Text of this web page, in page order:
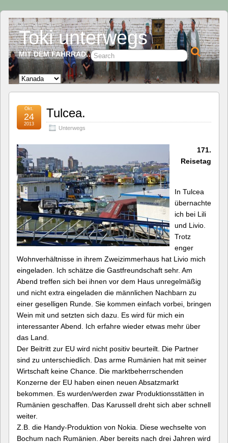
Toki unterwegs
MIT DEM FAHRRAD…
Tulcea.
Unterwegs
Okt.
24
2013
171.
Reisetag
In Tulcea
übernachte
ich bei Lili
und Livio.
Trotz
enger
Wohnverhältnisse in ihrem Zweizimmerhaus hat Livio mich
eingeladen. Ich schätze die Gastfreundschaft sehr. Am
Abend treffen sich bei ihnen vor dem Haus unregelmäßig
und nicht extra eingeladen die männlichen Nachbarn zu
einer geselligen Runde. Sie kommen einfach vorbei, bringen
Wein mit und setzten sich dazu. Es wird für mich ein
interessanter Abend. Ich erfahre wieder etwas mehr über
das Land.
Der Beitritt zur EU wird nicht positiv beurteilt. Die Partner
sind zu unterschiedlich. Das arme Rumänien hat mit seiner
Wirtschaft keine Chance. Die marktbeherrschenden
Konzerne der EU haben einen neuen Absatzmarkt
bekommen. Es wurden/werden zwar Produktionsstätten in
Rumänien geschaffen. Das Karussell dreht sich aber schnell
weiter.
Z.B. die Handy-Produktion von Nokia. Diese wechselte von
Bochum nach Rumänien. Aber bereits nach drei Jahren wird